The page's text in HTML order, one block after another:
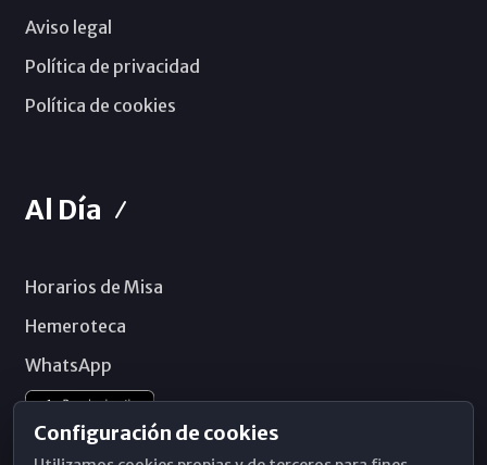
Aviso legal
Política de privacidad
Política de cookies
Al Día
Horarios de Misa
Hemeroteca
WhatsApp
Configuración de cookies